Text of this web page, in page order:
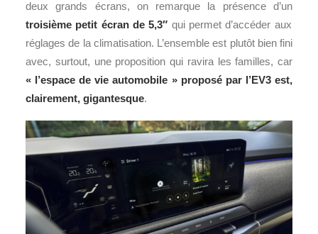
deux grands écrans, on remarque la présence d’un
troisième petit écran de 5,3″ qui permet d’accéder aux
réglages de la climatisation. L’ensemble est plutôt bien fini
avec, surtout, une proposition qui ravira les familles, car
« l’espace de vie automobile » proposé par l’EV3 est,
clairement, gigantesque.